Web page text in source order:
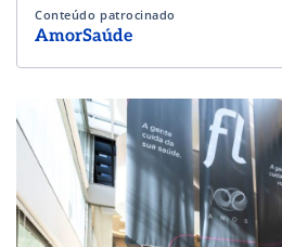
Conteúdo patrocinado
AmorSaúde